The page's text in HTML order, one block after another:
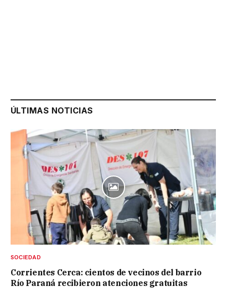
ÚLTIMAS NOTICIAS
SOCIEDAD
Corrientes Cerca: cientos de vecinos del barrio
Río Paraná recibieron atenciones gratuitas